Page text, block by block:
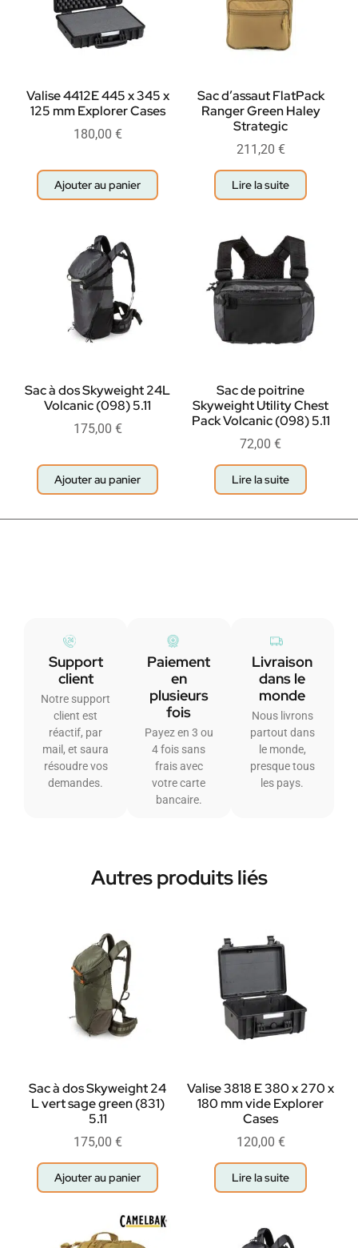
Valise 4412E 445 x 345 x
125 mm Explorer Cases
180,00 €
Ajouter au panier
Sac d’assaut FlatPack
Ranger Green Haley
Strategic
211,20 €
Lire la suite
Sac à dos Skyweight 24L
Volcanic (098) 5.11
175,00 €
Ajouter au panier
Sac de poitrine
Skyweight Utility Chest
Pack Volcanic (098) 5.11
72,00 €
Lire la suite
Support
client
Notre support
client est
réactif, par
mail, et saura
résoudre vos
demandes.
Paiement
en
plusieurs
fois
Payez en 3 ou
4 fois sans
frais avec
votre carte
bancaire.
Livraison
dans le
monde
Nous livrons
partout dans
le monde,
presque tous
les pays.
Autres produits liés
Sac à dos Skyweight 24
L vert sage green (831)
5.11
175,00 €
Ajouter au panier
Valise 3818 E 380 x 270 x
180 mm vide Explorer
Cases
120,00 €
Lire la suite